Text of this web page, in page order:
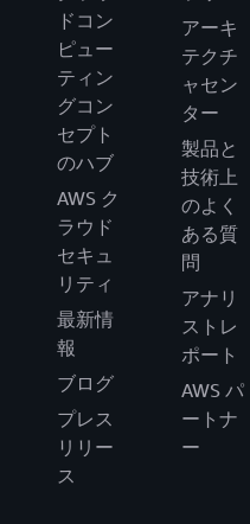
ドコン
ピュー
ティン
グコン
セプト
のハブ
AWS ク
ラウド
セキュ
リティ
最新情
報
ブログ
プレス
リリー
ス
アーキ
テクチ
ャセン
ター
製品と
技術上
のよく
ある質
問
アナリ
ストレ
ポート
AWS パ
ートナ
ー